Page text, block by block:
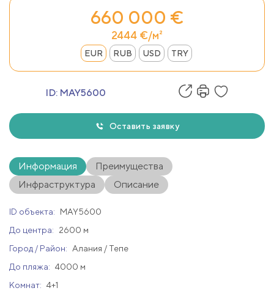
660 000 €
2444 €/м²
EUR RUB USD TRY
ID: MAY5600
Оставить заявку
Информация
Преимущества
Инфраструктура
Описание
ID объекта:
MAY5600
До центра:
2600 м
Город / Район:
Алания / Тепе
До пляжа: 4000 м
Комнат: 4+1